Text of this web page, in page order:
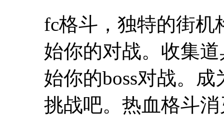
fc格斗，独特的街机
始你的对战。收集
始你的boss对战。
挑战吧。热血格斗